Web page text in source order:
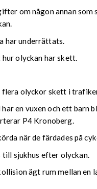
om någon annan som
har underrättats.
olyckan har skett.
flera olyckor skett i
en vuxen och ett barn
P4 Kronoberg.
när de färdades på
till sjukhus efter olyckan.
ägt rum mellan en